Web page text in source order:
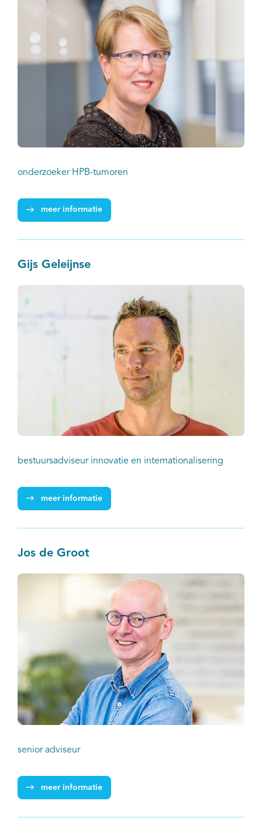
onderzoeker HPB-tumoren
meer informatie
Gijs Geleijnse
bestuursadviseur innovatie en internationalisering
meer informatie
Jos de Groot
senior adviseur
meer informatie